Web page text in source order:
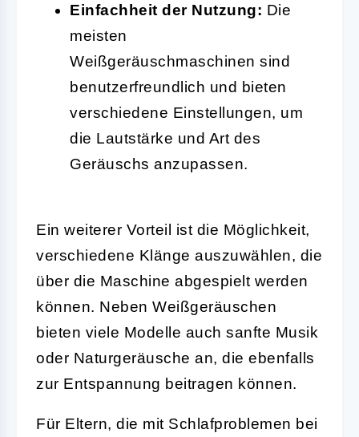
Einfachheit der Nutzung: Die
meisten
Weißgeräuschmaschinen sind
benutzerfreundlich und bieten
verschiedene Einstellungen, um
die Lautstärke und Art des
Geräuschs anzupassen.
Ein weiterer Vorteil ist die Möglichkeit,
verschiedene Klänge auszuwählen, die
über die Maschine abgespielt werden
können. Neben Weißgeräuschen
bieten viele Modelle auch sanfte Musik
oder Naturgeräusche an, die ebenfalls
zur Entspannung beitragen können.
Für Eltern, die mit Schlafproblemen bei